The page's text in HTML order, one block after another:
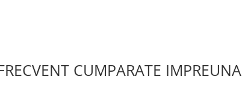
CUMPARATE IMPREUNA